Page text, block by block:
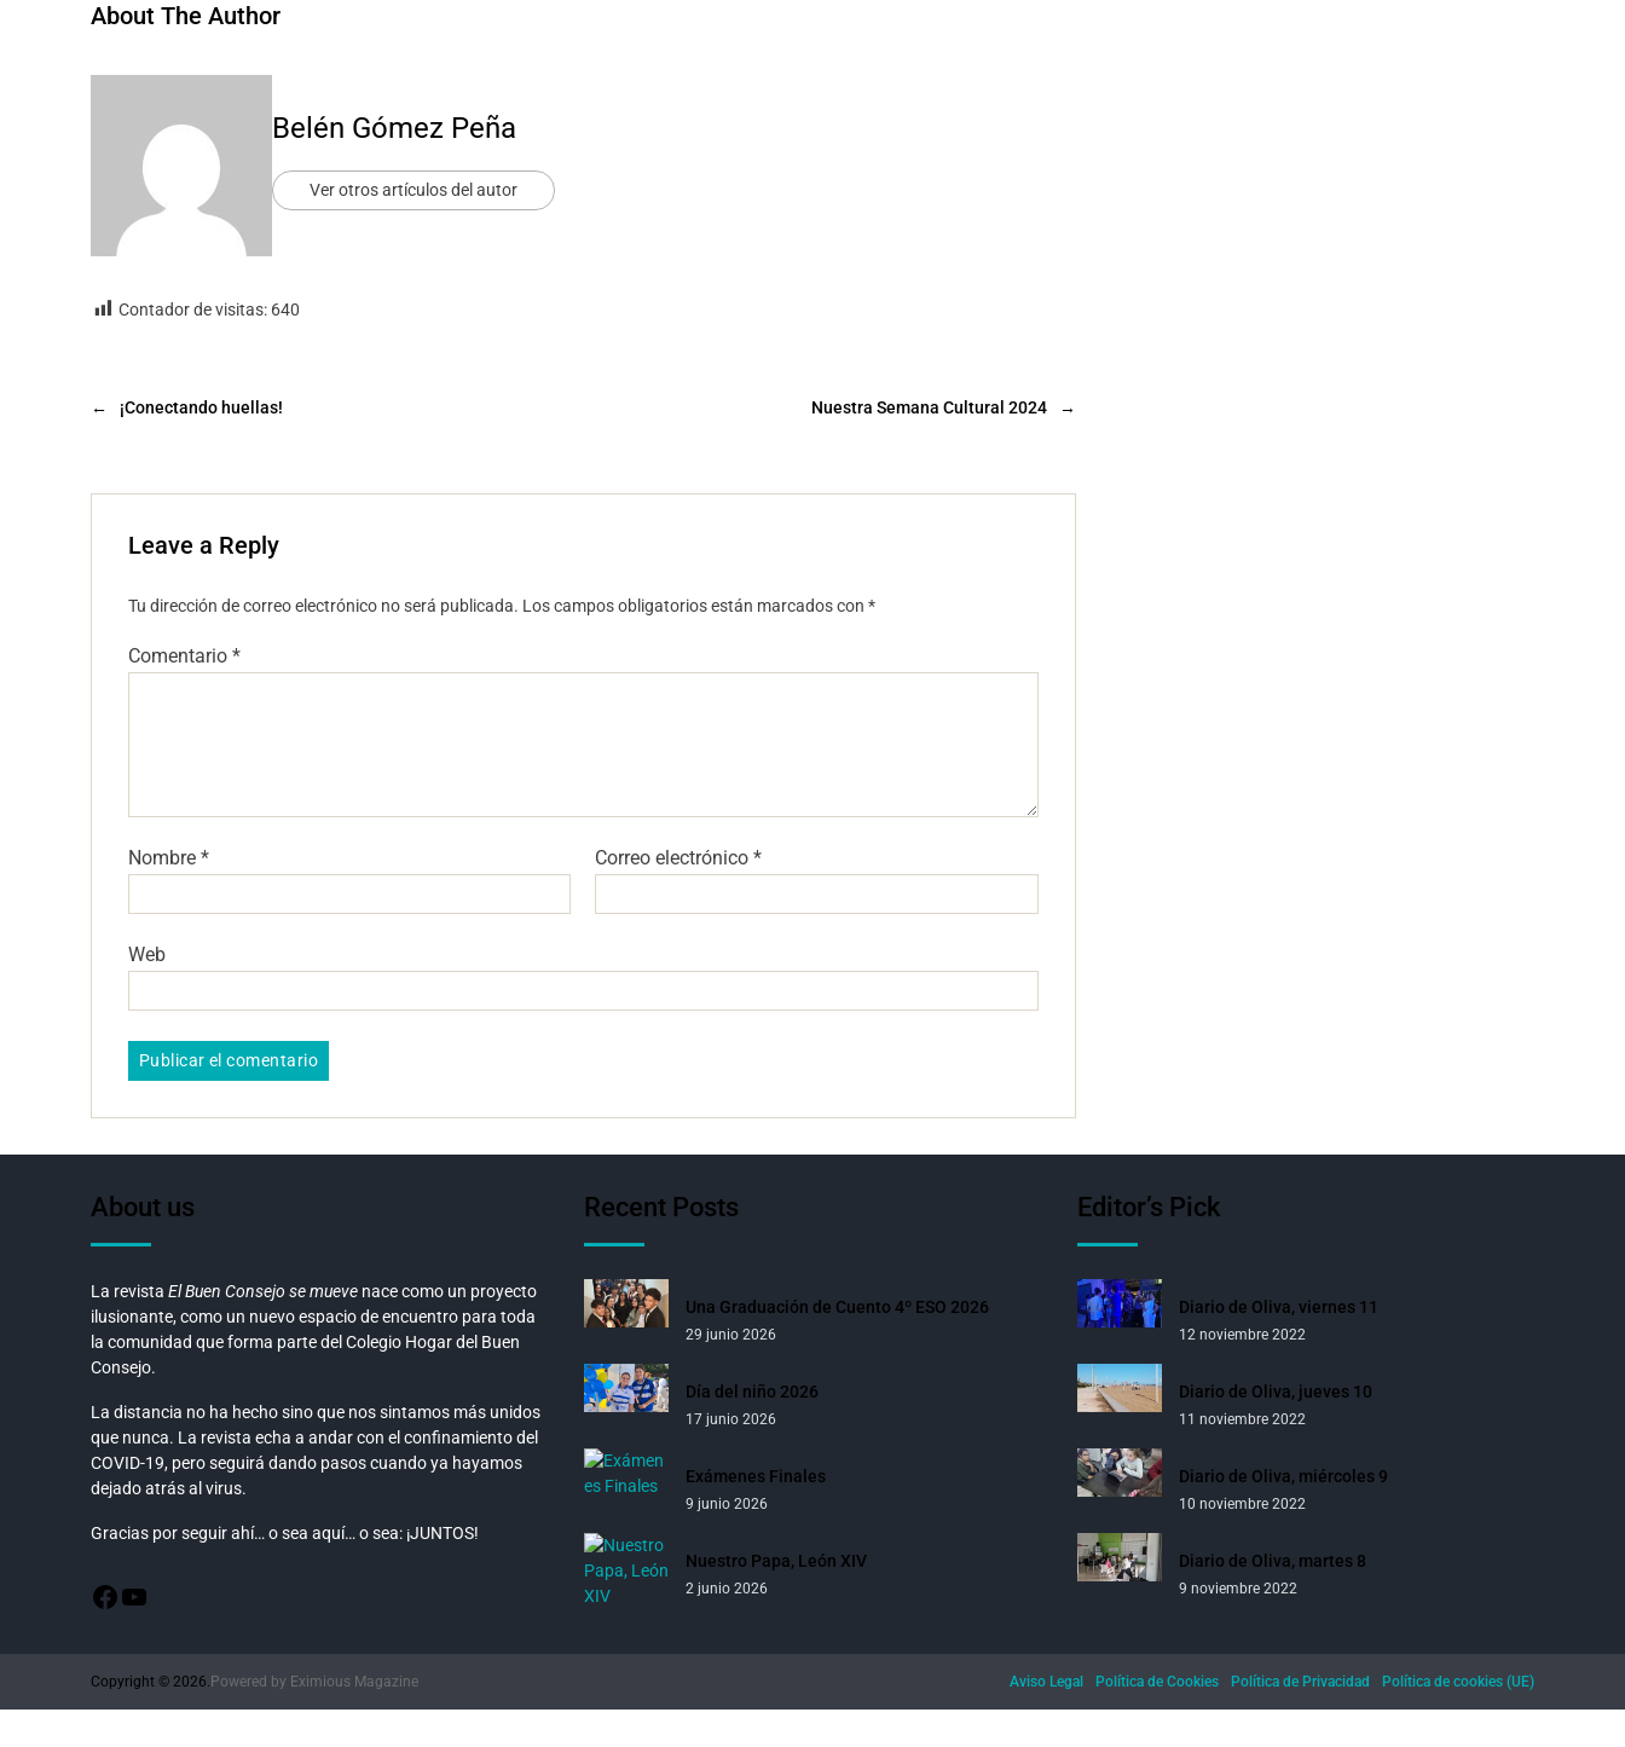
About The Author
Belén Gómez Peña
Ver otros artículos del autor
Contador de visitas: 640
← ¡Conectando huellas! →
Nuestra Semana Cultural 2024
Leave a Reply
Tu dirección de correo electrónico no será publicada. Los campos obligatorios están marcados con *
Comentario *
Nombre * Correo electrónico*
Web
About us
La revista El Buen Consejo se mueve nace como un proyecto
ilusionante, como un nuevo espacio de encuentro para toda
la comunidad que forma parte del Colegio Hogar del Buen
Consejo.
La distancia no ha hecho sino que nos sintamos más unidos
que nunca. La revista echa a andar con el confinamiento del
COVID-19, pero seguirá dando pasos cuando ya hayamos
dejado atrás al virus.
Gracias por seguir ahí… o sea aquí… o sea: ¡JUNTOS!
Recent Posts
Una Graduación de Cuento 4º ESO 2026
29 junio 2026
Día del niño 2026
17 junio 2026
Exámenes Finales
9 junio 2026
Nuestro Papa, León XIV
2 junio 2026
Editor’s Pick
Diario de Oliva, viernes 11
12 noviembre 2022
Diario de Oliva, jueves 10
11 noviembre 2022
Diario de Oliva, miércoles 9
10 noviembre 2022
Diario de Oliva, martes 8
9 noviembre 2022
Copyright © 2026. Powered by Eximious Magazine Aviso Legal Política de Cookies Política de Privacidad Política de cookies (UE)